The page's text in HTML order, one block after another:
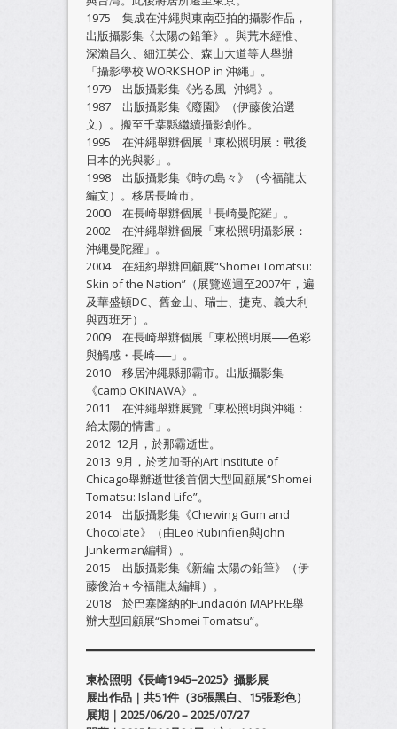
1975 集成在沖繩與東南亞拍的攝影作品，
出版攝影集《太陽の鉛筆》。與荒木經惟、
深瀨昌久、細江英公、森山大道等人舉辦
「攝影學校 WORKSHOP in 沖繩」。
1979 出版攝影集《光る風─沖縄》。
1987 出版攝影集《廢園》（伊藤俊治選
文）。搬至千葉縣繼續攝影創作。
1995 在沖繩舉辦個展「東松照明展：戰後
日本的光與影」。
1998 出版攝影集《時の島々》（今福龍太
編文）。移居長崎市。
2000 在長崎舉辦個展「長崎曼陀羅」。
2002 在沖繩舉辦個展「東松照明攝影展：
沖繩曼陀羅」。
2004 在紐約舉辦回顧展“Shomei Tomatsu:
Skin of the Nation”（展覽巡迴至2007年，遍
及華盛頓DC、舊金山、瑞士、捷克、義大利
與西班牙）。
2009 在長崎舉辦個展「東松照明展──色彩
與觸感・長崎──」。
2010 移居沖繩縣那霸市。出版攝影集
《camp OKINAWA》。
2011 在沖繩舉辦展覽「東松照明與沖繩：
給太陽的情書」。
2012 12月，於那霸逝世。
2013 9月，於芝加哥的Art Institute of
Chicago舉辦逝世後首個大型回顧展“Shomei
Tomatsu: Island Life”。
2014 出版攝影集《Chewing Gum and
Chocolate》（由Leo Rubinfien與John
Junkerman編輯）。
2015 出版攝影集《新編 太陽の鉛筆》（伊
藤俊治＋今福龍太編輯）。
2018 於巴塞隆納的Fundación MAPFRE舉
辦大型回顧展“Shomei Tomatsu”。
東松照明《長崎1945–2025》攝影展
展出作品｜共51件（36張黑白、15張彩色）
展期｜2025/06/20 – 2025/07/27